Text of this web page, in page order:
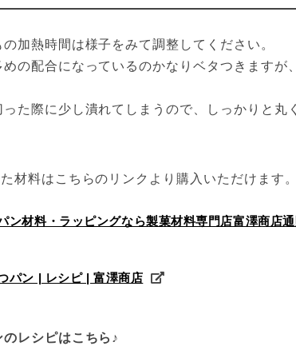
の加熱時間は様子をみて調整してください。
めの配合になっているのかなりベタつきますが
った際に少し潰れてしまうので、しっかりと丸
材料はこちらのリンクより購入いただけます。
ン材料・ラッピングなら製菓材料専門店富澤商店通
パン | レシピ | 富澤商店
レシピはこちら♪